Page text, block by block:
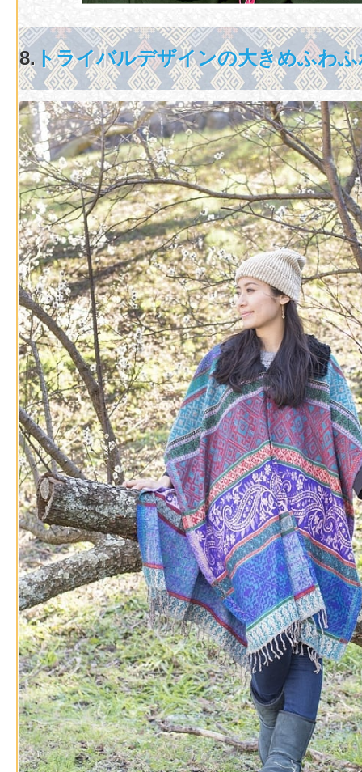
8. トライバルデザインの大きめふわ